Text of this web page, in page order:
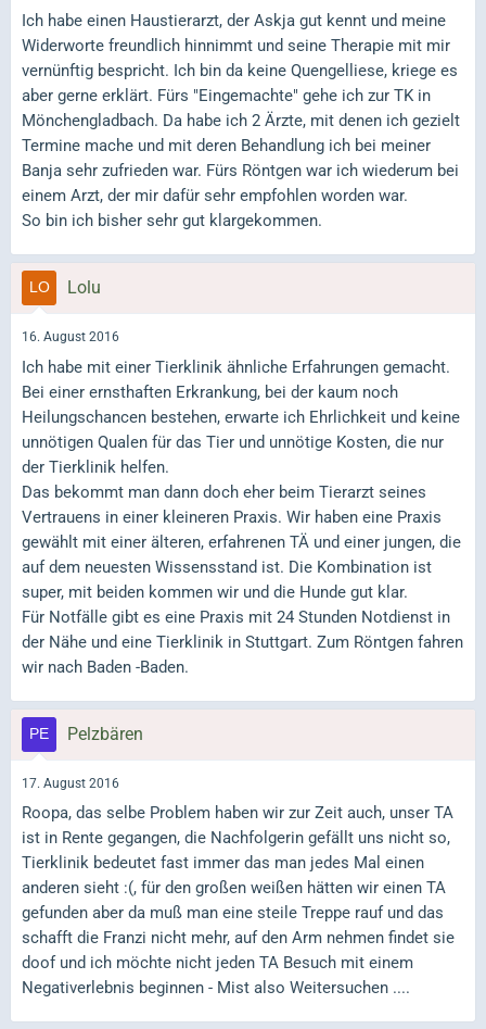
Ich habe einen Haustierarzt, der Askja gut kennt und meine
Widerworte freundlich hinnimmt und seine Therapie mit mir
vernünftig bespricht. Ich bin da keine Quengelliese, kriege es
aber gerne erklärt. Fürs "Eingemachte" gehe ich zur TK in
Mönchengladbach. Da habe ich 2 Ärzte, mit denen ich gezielt
Termine mache und mit deren Behandlung ich bei meiner
Banja sehr zufrieden war. Fürs Röntgen war ich wiederum bei
einem Arzt, der mir dafür sehr empfohlen worden war.
So bin ich bisher sehr gut klargekommen.
Lolu
16. August 2016
Ich habe mit einer Tierklinik ähnliche Erfahrungen gemacht.
Bei einer ernsthaften Erkrankung, bei der kaum noch
Heilungschancen bestehen, erwarte ich Ehrlichkeit und keine
unnötigen Qualen für das Tier und unnötige Kosten, die nur
der Tierklinik helfen.
Das bekommt man dann doch eher beim Tierarzt seines
Vertrauens in einer kleineren Praxis. Wir haben eine Praxis
gewählt mit einer älteren, erfahrenen TÄ und einer jungen, die
auf dem neuesten Wissensstand ist. Die Kombination ist
super, mit beiden kommen wir und die Hunde gut klar.
Für Notfälle gibt es eine Praxis mit 24 Stunden Notdienst in
der Nähe und eine Tierklinik in Stuttgart. Zum Röntgen fahren
wir nach Baden -Baden.
Pelzbären
17. August 2016
Roopa, das selbe Problem haben wir zur Zeit auch, unser TA
ist in Rente gegangen, die Nachfolgerin gefällt uns nicht so,
Tierklinik bedeutet fast immer das man jedes Mal einen
anderen sieht :(, für den großen weißen hätten wir einen TA
gefunden aber da muß man eine steile Treppe rauf und das
schafft die Franzi nicht mehr, auf den Arm nehmen findet sie
doof und ich möchte nicht jeden TA Besuch mit einem
Negativerlebnis beginnen - Mist also Weitersuchen ....